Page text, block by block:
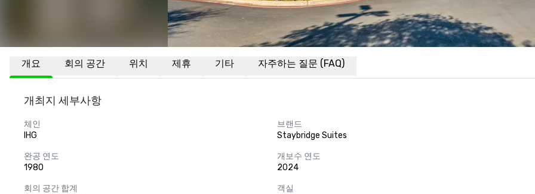
개요 회의 공간 위치 제휴 기타 자주하는 질문 (FAQ)
개최지 세부사항
체인
IHG
브랜드
Staybridge Suites
완공 연도
1980
개보수 연도
2024
회의 공간 합계
객실